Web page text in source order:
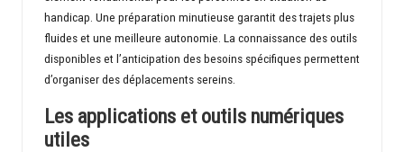
handicap. Une préparation minutieuse garantit des trajets plus
fluides et une meilleure autonomie. La connaissance des outils
disponibles et l’anticipation des besoins spécifiques permettent
d’organiser des déplacements sereins.
Les applications et outils numériques
utiles